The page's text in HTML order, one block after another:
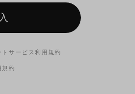
トサービス利用規約
規約